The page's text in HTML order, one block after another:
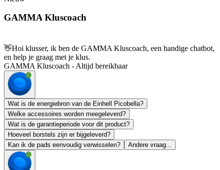
GAMMA Kluscoach
👋Hoi klusser, ik ben de GAMMA Kluscoach, een handige chatbot,
en help je graag met je klus.
GAMMA Kluscoach - Altijd bereikbaar
Wat is de energiebron van de Einhell Picobella?
Welke accessoires worden meegeleverd?
Wat is de garantieperiode voor dit product?
Hoeveel borstels zijn er bijgeleverd?
Kan ik de pads eenvoudig verwisselen?
Andere vraag...